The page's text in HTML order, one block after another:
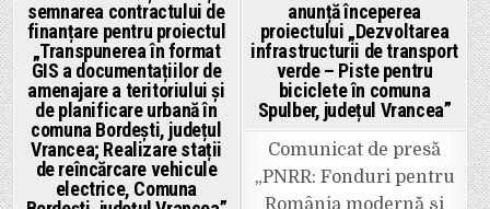
85.
Traficul
este
blocat
complet!
in
semnarea contractului de
finanțare pentru proiectul
„Transpunerea în format
GIS a documentațiilor de
amenajare a teritoriului și
de planificare urbană în
comuna Bordești, județul
Vrancea; Realizare stații
de reîncărcare vehicule
electrice, Comuna
anunță începerea
proiectului „Dezvoltarea
infrastructurii de transport
verde – Piste pentru
biciclete în comuna
Spulber, județul Vrancea”
Comunicat de presă
„PNRR: Fonduri pentru